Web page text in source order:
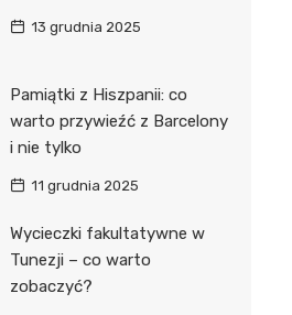
13 grudnia 2025
Pamiątki z Hiszpanii: co
warto przywieźć z Barcelony
i nie tylko
11 grudnia 2025
Wycieczki fakultatywne w
Tunezji – co warto
zobaczyć?